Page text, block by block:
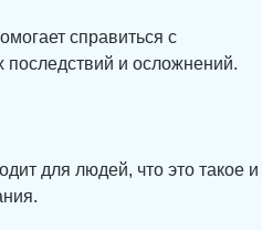
справиться с
последствий и осложнений.
для людей, что это такое и